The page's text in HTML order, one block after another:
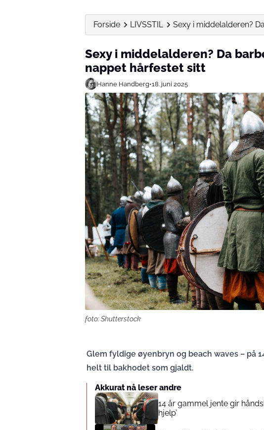
Forside LIVSSTIL Sexy i middelalderen?
Sexy i middelalderen? Da
nappet hårfestet sitt
Hanne Handberg•18. juni 2025
foto: Shutterstock
Glem fyldige øyenbryn og beach waves – på
helt til bakhodet som gjaldt.
Akkurat nå leser andre
14 år gammel jente gir
hjelp’